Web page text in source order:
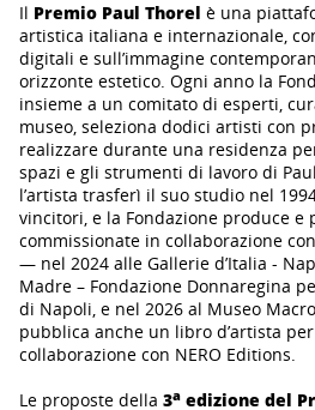
Il Premio Paul Thorel è una
artistica italiana e internazionale,
digitali e sull’immagine
orizzonte estetico. Ogni anno la
insieme a un comitato di esperti,
museo, seleziona dodici artisti con
realizzare durante una residenza
spazi e gli strumenti di lavoro di
l’artista trasferì il suo studio nel
vincitori, e la Fondazione produce e
commissionate in collaborazione
— nel 2024 alle Gallerie d’Italia -
Madre – Fondazione Donnaregina
di Napoli, e nel 2026 al Museo
pubblica anche un libro d’artista
collaborazione con NERO Editions.
Le proposte della 3a edizione del